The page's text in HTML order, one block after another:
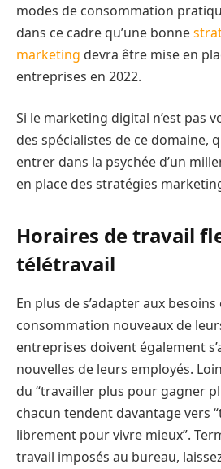
modes de consommation
dans ce cadre qu’une bonne
marketing devra être mise en
entreprises en 2022.
Si le marketing digital n’est pas
des spécialistes de ce domaine,
entrer dans la psychée d’un
en place des stratégies
Horaires de travail
télétravail
En plus de s’adapter aux
consommation nouveaux de
entreprises doivent également
nouvelles de leurs employés.
du “travailler plus pour gagner
chacun tendent davantage vers
librement pour vivre mieux”.
travail imposés au bureau,